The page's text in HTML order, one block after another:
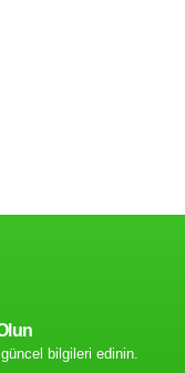
bilgileri edinin.